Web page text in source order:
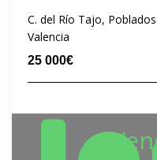
C. del Río Tajo,
Valencia
25 000€